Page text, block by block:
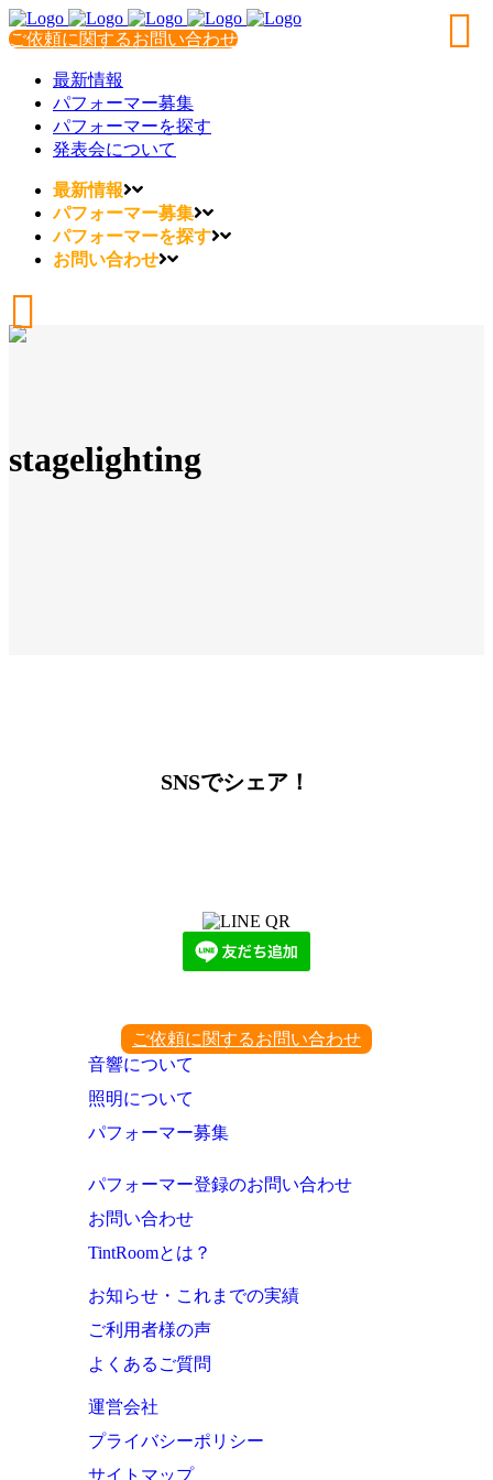
ご依頼に関するお問い合わせ
最新情報
パフォーマー募集
パフォーマーを探す
発表会について
最新情報
パフォーマー募集
パフォーマーを探す
お問い合わせ
stagelighting
SNSでシェア！
ご依頼に関するお問い合わせ
音響について
照明について
パフォーマー募集
パフォーマー登録のお問い合わせ
お問い合わせ
TintRoomとは？
お知らせ・これまでの実績
ご利用者様の声
よくあるご質問
運営会社
プライバシーポリシー
サイトマップ